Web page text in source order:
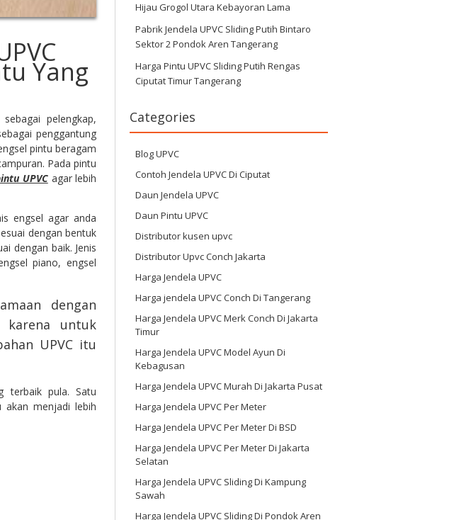
Yang
pelengkap,
penggantung
pintu beragam
Pada pintu
UPVCagar lebih
engsel agar anda
dengan bentuk
dengan baik. Jenis
piano, engsel
dengan
karena untuk
UPVC itu
terbaik pula. Satu
akan menjadi lebih
Hijau Grogol Utara Kebayoran Lama
Pabrik Jendela UPVC Sliding Putih Bintaro
Sektor 2 Pondok Aren Tangerang
Harga Pintu UPVC Sliding Putih Rengas
Ciputat Timur Tangerang
Categories
Blog UPVC
Contoh Jendela UPVC Di Ciputat
Daun Jendela UPVC
Daun Pintu UPVC
Distributor kusen upvc
Distributor Upvc Conch Jakarta
Harga Jendela UPVC
Harga jendela UPVC Conch Di Tangerang
Harga Jendela UPVC Merk Conch Di Jakarta
Timur
Harga Jendela UPVC Model Ayun Di
Kebagusan
Harga Jendela UPVC Murah Di Jakarta Pusat
Harga Jendela UPVC Per Meter
Harga Jendela UPVC Per Meter Di BSD
Harga Jendela UPVC Per Meter Di Jakarta
Selatan
Harga Jendela UPVC Sliding Di Kampung
Sawah
Harga Jendela UPVC Sliding Di Pondok Aren